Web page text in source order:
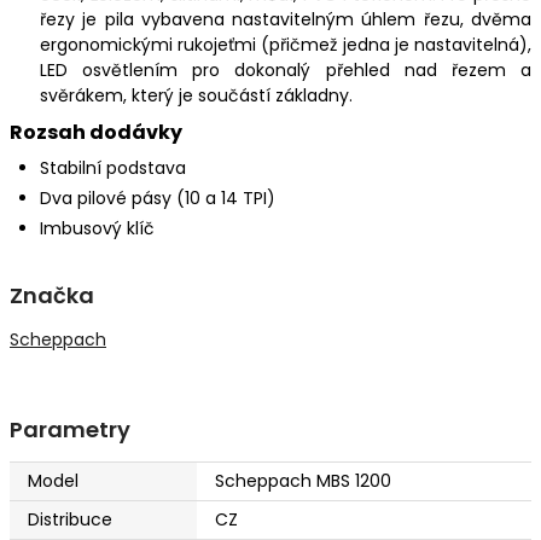
řezy je pila vybavena nastavitelným úhlem řezu, dvěma
ergonomickými rukojeťmi (přičmež jedna je nastavitelná),
LED osvětlením pro dokonalý přehled nad řezem a
svěrákem, který je součástí základny.
Rozsah dodávky
Stabilní podstava
Dva pilové pásy (10 a 14 TPI)
Imbusový klíč
Značka
Scheppach
Parametry
Model
Scheppach MBS 1200
Distribuce
CZ